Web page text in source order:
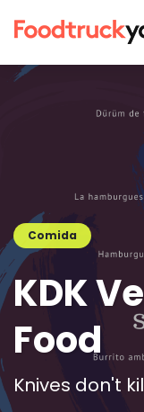
Comida
KDK
Food
Knives don't